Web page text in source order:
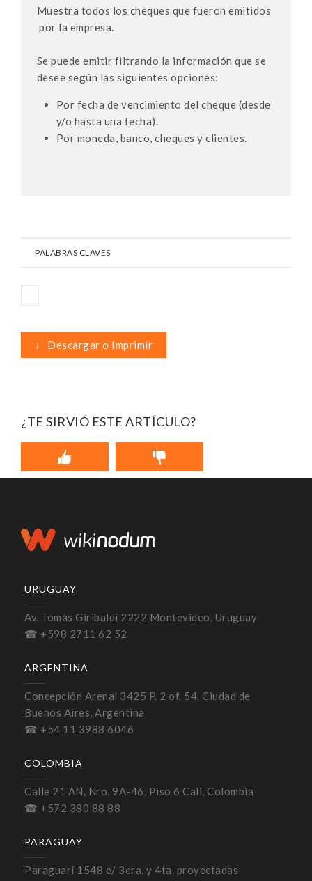
Muestra todos los cheques que fueron emitidos
por la empresa.
Se puede emitir filtrando la información que se
desee según las siguientes opciones:
Por fecha de vencimiento del cheque (desde
y/o hasta una fecha).
Por moneda, banco, cheques y clientes.
PALABRAS CLAVES
↓ Descargar o Imprimir
¿TE SIRVIÓ ESTE ARTÍCULO?
URUGUAY
Av. Tomás Giribaldi 2222 Montevideo, Uruguay
☎ +598 2711 62 52
ARGENTINA
Concepción Arenal 3425 P. 2 of. 54. Ciudad de
Buenos Aires, Argentina
☎ +54 11 3988 6046
COLOMBIA
Calle 21 AN, Nro. 9A-46, Piso 6 Cali, Colombia
☎ +572 380 88 88
PARAGUAY
Paraguarí 1548 e/ 3era. y 4ta. proyectadas